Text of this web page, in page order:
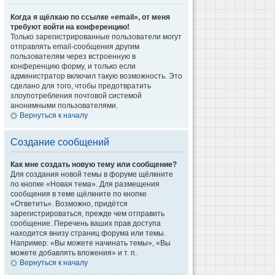
Когда я щёлкаю по ссылке «email», от меня
требуют войти на конференцию!
Только зарегистрированные пользователи могут
отправлять email-сообщения другим
пользователям через встроенную в
конференцию форму, и только если
администратор включил такую возможность. Это
сделано для того, чтобы предотвратить
злоупотребления почтовой системой
анонимными пользователями.
Вернуться к началу
Создание сообщений
Как мне создать новую тему или сообщение?
Для создания новой темы в форуме щёлкните
по кнопке «Новая тема». Для размещения
сообщения в теме щёлкните по кнопке
«Ответить». Возможно, придётся
зарегистрироваться, прежде чем отправить
сообщение. Перечень ваших прав доступа
находится внизу страниц форума или темы.
Например: «Вы можете начинать темы», «Вы
можете добавлять вложения» и т. п.
Вернуться к началу